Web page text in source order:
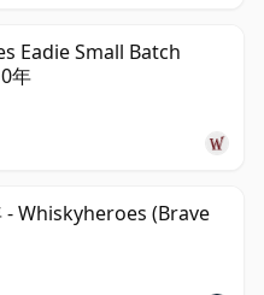
Eadie Small Batch
年
Whiskyheroes (Brave